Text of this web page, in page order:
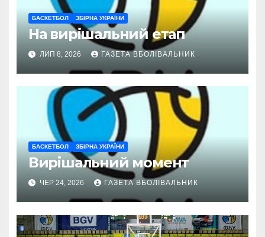
БАСКЕТБОЛ ЗБІРНА УКРАЇНИ
На вирішальний етап
ЛИП 8, 2026 ГАЗЕТА ВБОЛІВАЛЬНИК
БАСКЕТБОЛ ЗБІРНА УКРАЇНИ
Вирішальний момент
ЧЕР 24, 2026 ГАЗЕТА ВБОЛІВАЛЬНИК